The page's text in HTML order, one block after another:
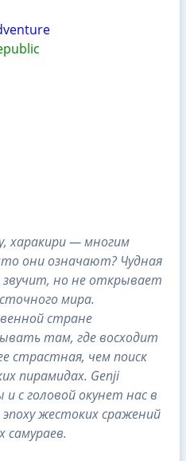
харакири — многим
они означают? Чудная
звучит, но не открывает
мира.
стране
там, где восходит
страстная, чем поиск
пирамидах. Genji
с головой окунет нас в
эпоху жестоких сражений
самураев.